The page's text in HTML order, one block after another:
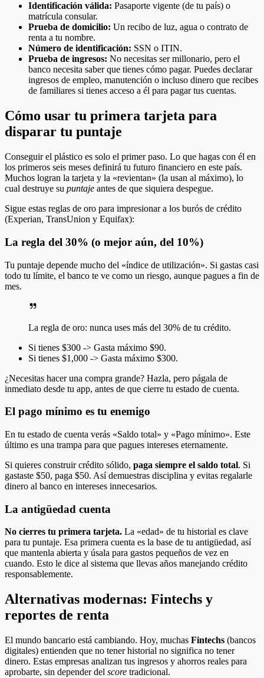
Identificación válida: Pasaporte vigente (de tu país) o
matrícula consular.
Prueba de domicilio: Un recibo de luz, agua o contrato de
renta a tu nombre.
Número de identificación: SSN o ITIN.
Prueba de ingresos: No necesitas ser millonario, pero el
banco necesita saber que tienes cómo pagar. Puedes declarar
ingresos de empleo, manutención o incluso dinero que recibes
de familiares si tienes acceso a él para pagar tus cuentas.
Cómo usar tu primera tarjeta para
disparar tu puntaje
Conseguir el plástico es solo el primer paso. Lo que hagas con él en
los primeros seis meses definirá tu futuro financiero en este país.
Muchos logran la tarjeta y la «revientan» (la usan al máximo), lo
cual destruye su puntaje antes de que siquiera despegue.
Sigue estas reglas de oro para impresionar a los burós de crédito
(Experian, TransUnion y Equifax):
La regla del 30% (o mejor aún, del 10%)
Tu puntaje depende mucho del «índice de utilización». Si gastas casi
todo tu límite, el banco te ve como un riesgo, aunque pagues a fin de
mes.
La regla de oro: nunca uses más del 30% de tu crédito.
Si tienes $300 -> Gasta máximo $90.
Si tienes $1,000 -> Gasta máximo $300.
¿Necesitas hacer una compra grande? Hazla, pero págala de
inmediato desde tu app, antes de que cierre tu estado de cuenta.
El pago mínimo es tu enemigo
En tu estado de cuenta verás «Saldo total» y «Pago mínimo». Este
último es una trampa para que pagues intereses eternamente.
Si quieres construir crédito sólido, paga siempre el saldo total. Si
gastaste $50, paga $50. Así demuestras disciplina y evitas regalarle
dinero al banco en intereses innecesarios.
La antigüedad cuenta
No cierres tu primera tarjeta. La «edad» de tu historial es clave
para tu puntaje. Esa primera cuenta es la base de tu antigüedad, así
que mantenla abierta y úsala para gastos pequeños de vez en
cuando. Esto le dice al sistema que llevas años manejando crédito
responsablemente.
Alternativas modernas: Fintechs y
reportes de renta
El mundo bancario está cambiando. Hoy, muchas Fintechs (bancos
digitales) entienden que no tener historial no significa no tener
dinero. Estas empresas analizan tus ingresos y ahorros reales para
aprobarte, sin depender del score tradicional.